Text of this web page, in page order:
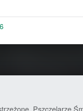
Pszczelarze